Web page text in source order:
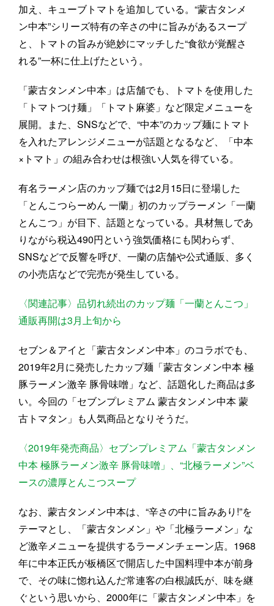
加え、キューブトマトを追加している。“蒙古タンメ
ン中本”シリーズ特有の辛さの中に旨みがあるスープ
と、トマトの旨みが絶妙にマッチした“食欲が覚醒さ
れる”一杯に仕上げたという。
「蒙古タンメン中本」は店舗でも、トマトを使用した
「トマトつけ麺」「トマト麻婆」など限定メニューを
展開。また、SNSなどで、“中本”のカップ麺にトマト
を入れたアレンジメニューが話題となるなど、「中本
×トマト」の組み合わせは根強い人気を得ている。
有名ラーメン店のカップ麺では2月15日に登場した
「とんこつらーめん 一蘭」初のカップラーメン「一蘭
とんこつ」が目下、話題となっている。具材無しであ
りながら税込490円という強気価格にも関わらず、
SNSなどで反響を呼び、一蘭の店舗や公式通販、多く
の小売店などで完売が発生している。
〈関連記事〉品切れ続出のカップ麺「一蘭とんこつ」
通販再開は3月上旬から
セブン＆アイと「蒙古タンメン中本」のコラボでも、
2019年2月に発売したカップ麺「蒙古タンメン中本 極
豚ラーメン激辛 豚骨味噌」など、話題化した商品は多
い。今回の「セブンプレミアム 蒙古タンメン中本 蒙
古トマタン」も人気商品となりそうだ。
〈2019年発売商品〉セブンプレミアム「蒙古タンメン
中本 極豚ラーメン激辛 豚骨味噌」、“北極ラーメン”ベ
ースの濃厚とんこつスープ
なお、蒙古タンメン中本は、“辛さの中に旨みあり!”を
テーマとし、「蒙古タンメン」や「北極ラーメン」な
ど激辛メニューを提供するラーメンチェーン店。1968
年に中本正氏が板橋区で開店した中国料理中本が前身
で、その味に惚れ込んだ常連客の白根誠氏が、味を継
ぐという思いから、2000年に「蒙古タンメン中本」を